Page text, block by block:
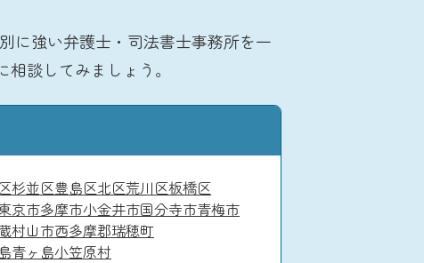
に強い弁護士・司法書士事務所を一
談してみましょう。
杉並区豊島区北区荒川区板橋区
京市多摩市小金井市国分寺市青梅市
村山市西多摩郡瑞穂町
青ヶ島小笠原村